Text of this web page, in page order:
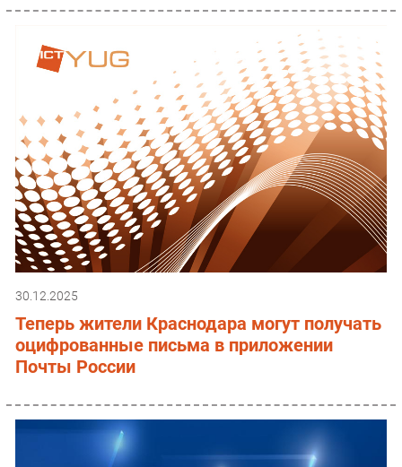
30.12.2025
Теперь жители Краснодара могут получать
оцифрованные письма в приложении
Почты России